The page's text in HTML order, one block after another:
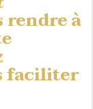
rendre à
faciliter